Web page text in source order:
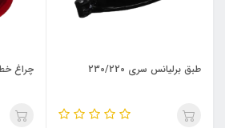
طبق برلیانس سری 230/220 چراغ خطر